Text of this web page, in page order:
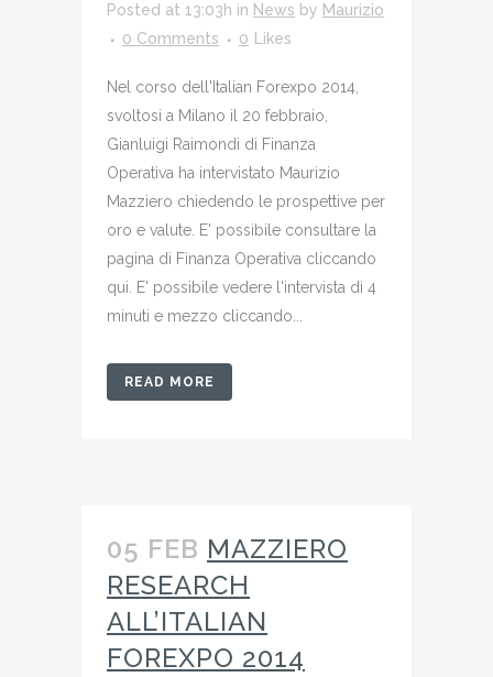
Posted at 13:03h in News by Maurizio
0 Comments
0 Likes
Nel corso dell'Italian Forexpo 2014,
svoltosi a Milano il 20 febbraio,
Gianluigi Raimondi di Finanza
Operativa ha intervistato Maurizio
Mazziero chiedendo le prospettive per
oro e valute. E' possibile consultare la
pagina di Finanza Operativa cliccando
qui. E' possibile vedere l'intervista di 4
minuti e mezzo cliccando...
READ MORE
05 FEB MAZZIERO
RESEARCH
ALL’ITALIAN
FOREXPO 2014